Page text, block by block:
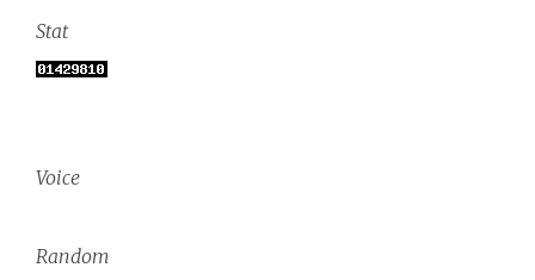
Stat
Voice
Random